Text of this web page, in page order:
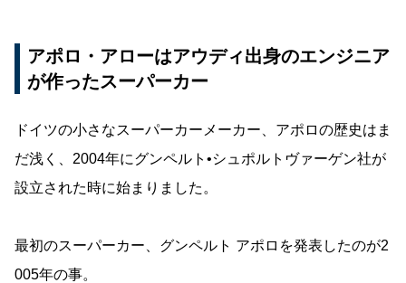
アポロ・アローはアウディ出身のエンジニア
が作ったスーパーカー
ドイツの小さなスーパーカーメーカー、アポロの歴史はま
だ浅く、2004年にグンペルト•シュポルトヴァーゲン社が
設立された時に始まりました。
最初のスーパーカー、グンペルト アポロを発表したのが2
005年の事。